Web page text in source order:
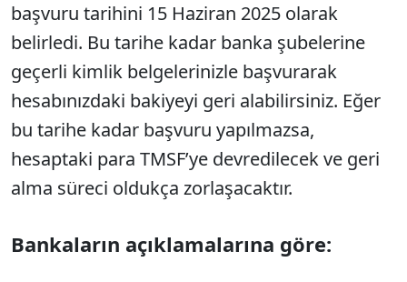
başvuru tarihini 15 Haziran 2025 olarak
belirledi. Bu tarihe kadar banka şubelerine
geçerli kimlik belgelerinizle başvurarak
hesabınızdaki bakiyeyi geri alabilirsiniz. Eğer
bu tarihe kadar başvuru yapılmazsa,
hesaptaki para TMSF’ye devredilecek ve geri
alma süreci oldukça zorlaşacaktır.
Bankaların açıklamalarına göre: